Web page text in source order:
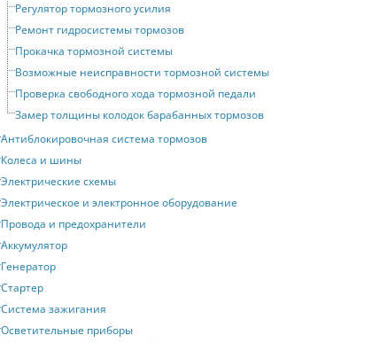
Регулятор тормозного усилия
Ремонт гидросистемы тормозов
Прокачка тормозной системы
Возможные неисправности тормозной системы
Проверка свободного хода тормозной педали
Замер толщины колодок барабанных тормозов
Антиблокировочная система тормозов
Колеса и шины
Электрические схемы
Электрическое и электронное оборудование
Провода и предохранители
Аккумулятор
Генератор
Стартер
Система зажигания
Осветительные приборы